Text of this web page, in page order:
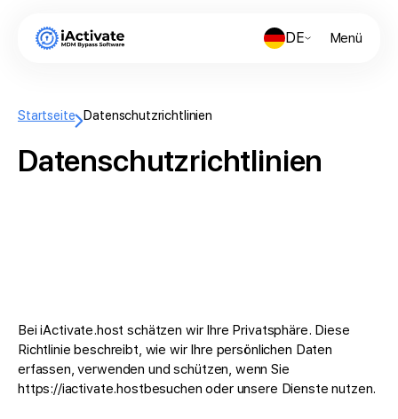
DE Menü
Startseite Datenschutzrichtlinien
Datenschutzrichtlinien
Bei iActivate.host schätzen wir Ihre Privatsphäre. Diese
Richtlinie beschreibt, wie wir Ihre persönlichen Daten
erfassen, verwenden und schützen, wenn Sie
https://iactivate.hostbesuchen oder unsere Dienste nutzen.